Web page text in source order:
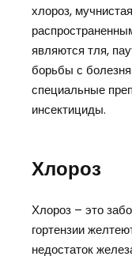
хлороз,
являются тля,
борьбы с
специальные
инсектициды.
Хлороз
Хлороз – это
гортензии
недостаток